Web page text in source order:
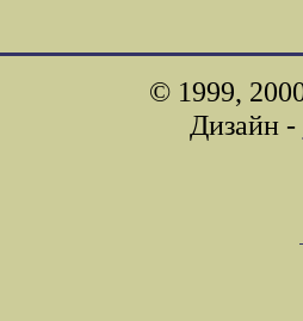
© 1999,
Дизайн -